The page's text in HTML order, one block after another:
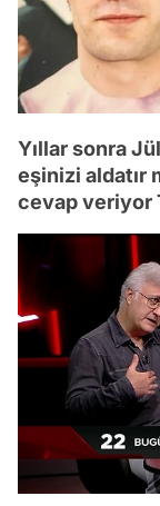
Yıllar sonra
eşinizi aldatır
cevap veriyor